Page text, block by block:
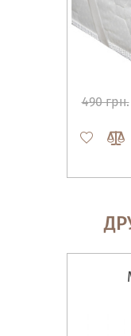
490 грн.